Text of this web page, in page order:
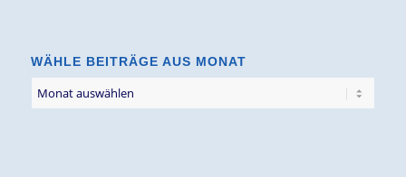
WÄHLE BEITRÄGE AUS MONAT